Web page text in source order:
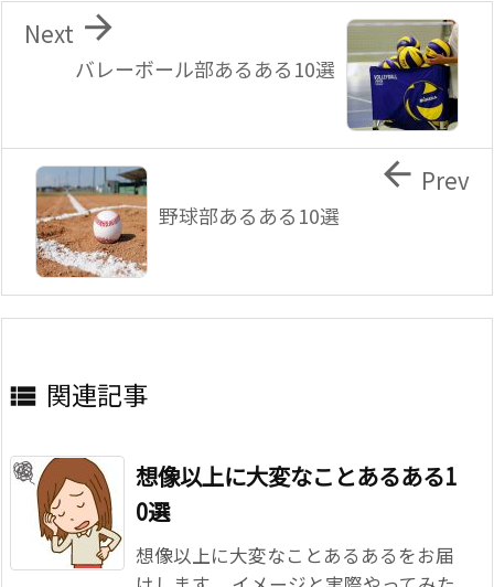
バレーボール部あるある10選

Next
野球部あるある10選
 Prev
 関連記事
想像以上に大変なことあるある1
0選
想像以上に大変なことあるあるをお届